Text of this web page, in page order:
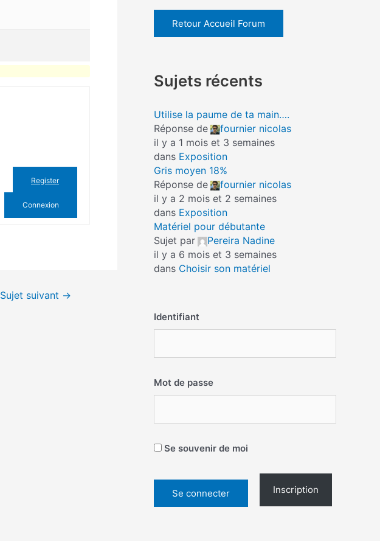
Register
Connexion
Sujet suivant →
Retour Accueil Forum
Sujets récents
Utilise la paume de ta main….
Réponse de
fournier nicolas
il y a 1 mois et 3 semaines
dans Exposition
Gris moyen 18%
Réponse de
fournier nicolas
il y a 2 mois et 2 semaines
dans Exposition
Matériel pour débutante
Sujet par
Pereira Nadine
il y a 6 mois et 3 semaines
dans Choisir son matériel
Identifiant
Mot de passe
Se souvenir de moi
Inscription